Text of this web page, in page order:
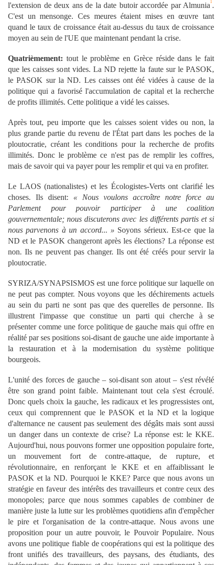
l'extension de deux ans de la date butoir accordée par Almunia1.
C'est un mensonge. Ces meures étaient mises en œuvre tant
quand le taux de croissance était au-dessus du taux de croissance
moyen au sein de l'UE que maintenant pendant la crise.
Quatrièmement: tout le problème en Grèce réside dans le fait
que les caisses sont vides. La ND rejette la faute sur le PASOK,
le PASOK sur la ND. Les caisses ont été vidées à cause de la
politique qui a favorisé l'accumulation de capital et la recherche
de profits illimités. Cette politique a vidé les caisses.
Après tout, peu importe que les caisses soient vides ou non, la
plus grande partie du revenu de l'État part dans les poches de la
ploutocratie, créant les conditions pour la recherche de profits
illimités. Donc le problème ce n'est pas de remplir les coffres,
mais de savoir qui va payer pour les remplir et qui va en profiter.
Le LAOS (nationalistes) et les Écologistes-Verts ont clarifié les
choses. Ils disent: « Nous voulons accroître notre force au
Parlement pour pouvoir participer à une coalition
gouvernementale; nous discuterons avec les différents partis et si
nous parvenons à un accord... » Soyons sérieux. Est-ce que la
ND et le PASOK changeront après les élections? La réponse est
non. Ils ne peuvent pas changer. Ils ont été créés pour servir la
ploutocratie.
SYRIZA/SYNAPSISMOS est une force politique sur laquelle on
ne peut pas compter. Nous voyons que les déchirements actuels
au sein du parti ne sont pas que des querelles de personne. Ils
illustrent l'impasse que constitue un parti qui cherche à se
présenter comme une force politique de gauche mais qui offre en
réalité par ses positions soi-disant de gauche une aide importante à
la restauration et à la modernisation du système politique
bourgeois.
L'unité des forces de gauche – soi-disant son atout – s'est révélé
être son grand point faible. Maintenant tout cela s'est écroulé.
Donc quels choix la gauche, les radicaux et les progressistes ont,
ceux qui comprennent que le PASOK et la ND et la logique
d'alternance ne causent pas seulement des dégâts mais sont aussi
un danger dans un contexte de crise? La réponse est: le KKE.
Aujourd'hui, nous pouvons former une opposition populaire forte,
un mouvement fort de contre-attaque, de rupture, et
révolutionnaire, en renforçant le KKE et en affaiblissant le
PASOK et la ND. Pourquoi le KKE? Parce que nous avons un
stratégie en faveur des intérêts des travailleurs et contre ceux des
monopoles; parce que nous sommes capables de combiner de
manière juste la lutte sur les problèmes quotidiens afin d'empêcher
le pire et l'organisation de la contre-attaque. Nous avons une
proposition pour un autre pouvoir, le Pouvoir Populaire. Nous
avons une politique fiable de coopérations qui est la politique des
front unifiés des travailleurs, des paysans, des étudiants, des